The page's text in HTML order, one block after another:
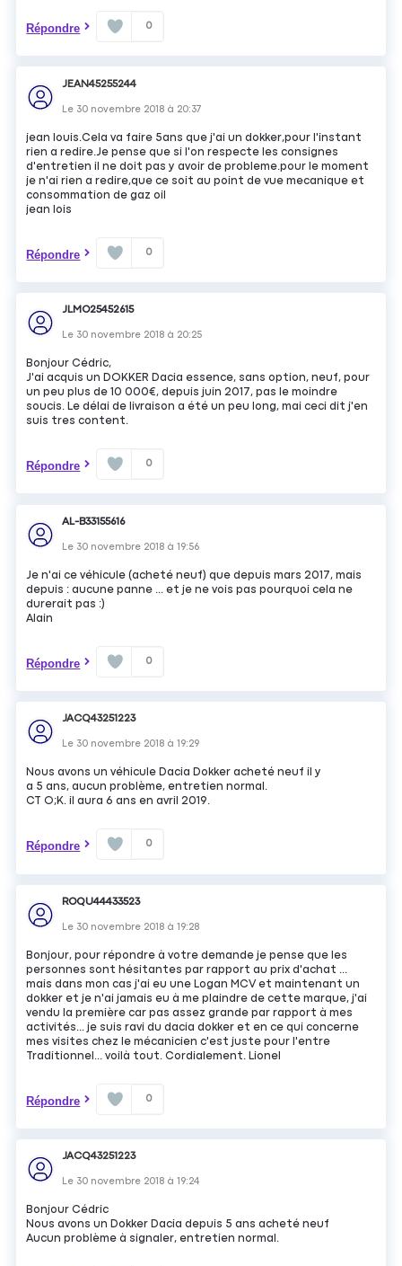
Répondre 0
JEAN45255244
Le 30 novembre 2018 à 20:37
jean louis.Cela va faire 5ans que j'ai un dokker,pour l'instant
rien a redire.Je pense que si l'on respecte les consignes
d'entretien il ne doit pas y avoir de probleme.pour le moment
je n'ai rien a redire,que ce soit au point de vue mecanique et
consommation de gaz oil
jean lois
Répondre 0
JLMO25452615
Le 30 novembre 2018 à 20:25
Bonjour Cédric,
J'ai acquis un DOKKER Dacia essence, sans option, neuf, pour
un peu plus de 10 000€, depuis juin 2017, pas le moindre
soucis. Le délai de livraison a été un peu long, mai ceci dit j'en
suis tres content.
Répondre 0
AL-B33155616
Le 30 novembre 2018 à19:56
Je n'ai ce véhicule (acheté neuf) que depuis mars 2017, mais
depuis : aucune panne ... et je ne vois pas pourquoi cela ne
durerait pas :)
Alain
Répondre 0
JACQ43251223
Le 30 novembre 2018 à19:29
Nous avons un véhicule Dacia Dokker acheté neuf il y
a 5 ans, aucun problème, entretien normal.
CT O;K. il aura 6 ans en avril 2019.
Répondre 0
ROQU44433523
Le 30 novembre 2018 à19:28
Bonjour, pour répondre à votre demande je pense que les
personnes sont hésitantes par rapport au prix d'achat ...
mais dans mon cas j'ai eu une Logan MCV et maintenant un
dokker et je n'ai jamais eu à me plaindre de cette marque, j'ai
vendu la première car pas assez grande par rapport à mes
activités... je suis ravi du dacia dokker et en ce qui concerne
mes visites chez le mécanicien c'est juste pour l'entre
Traditionnel... voilà tout. Cordialement. Lionel
Répondre 0
JACQ43251223
Le 30 novembre 2018 à19:24
Bonjour Cédric
Nous avons un Dokker Dacia depuis 5 ans acheté neuf
Aucun problème à signaler, entretien normal.